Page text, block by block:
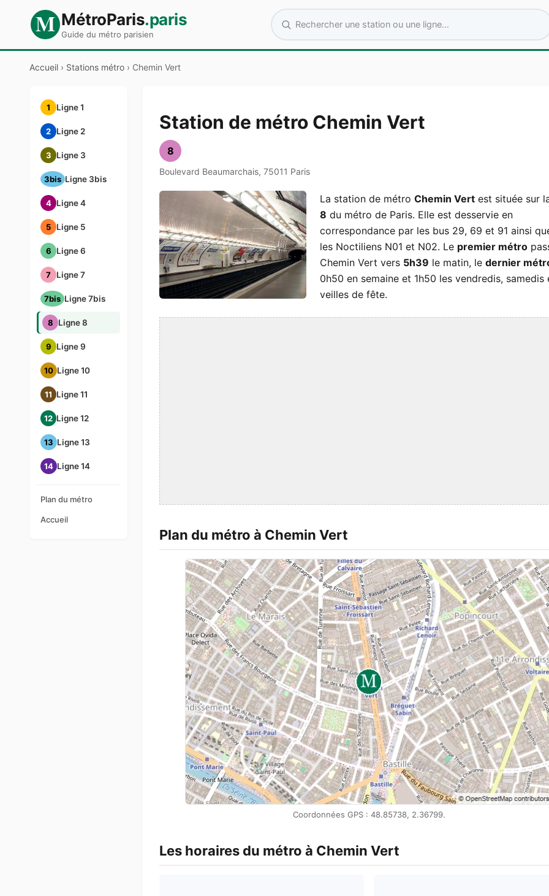
M MétroParis.paris
Guide du métro parisien Rechercher une station ou une ligne
Accueil › Stations métro › Chemin Vert
1 Ligne 1
2 Ligne 2
3 Ligne 3
3bis Ligne 3bis
4 Ligne 4
5 Ligne 5
6 Ligne 6
7 Ligne 7
7bis Ligne 7bis
8 Ligne 8
9 Ligne 9
10 Ligne 10
11 Ligne 11
12 Ligne 12
13 Ligne 13
14 Ligne 14
Plan du métro
Accueil
Station de métro Chemin Vert
8
Boulevard Beaumarchais, 75011 Paris
La station de métro Chemin Vert est située sur
8 du métro de Paris. Elle est desservie en
correspondance par les bus 29, 69 et 91 ainsi
les Noctiliens N01 et N02. Le premier métro
Chemin Vert vers 5h39 le matin, le dernier
0h50 en semaine et 1h50 les vendredis, samedis
veilles de fête.
Plan du métro à Chemin Vert
Coordonnées GPS : 48.85738, 2.36799.
Les horaires du métro à Chemin Vert